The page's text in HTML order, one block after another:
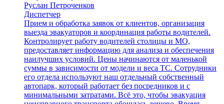
Руслан Петроченков
Диспетчер
Прием и обработка заявок от клиентов, организация
выезда эвакуаторов и координация работы водителей.
Контролирует работу водителей столицы и МО,
предоставляет информацию для анализа и обеспечения
наилучших условий. Цены начинаются от маленькой
суммы в зависимости от модели и веса ТС. Сотрудники
его отдела используют наш отдельный собственный
автопарк, который работает без посредников и с
минимальными затратами. Всё это, чтобы эвакуация